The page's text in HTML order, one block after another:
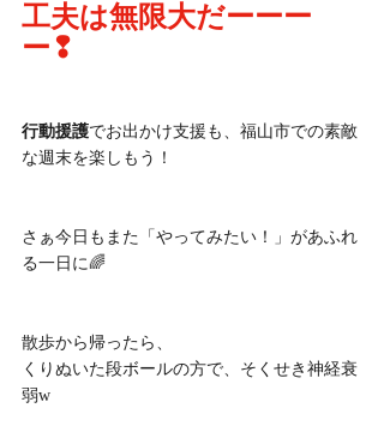
工夫は無限大だーーー
ー❢
行動援護でお出かけ支援も、福山市での素敵
な週末を楽しもう！
さぁ今日もまた「やってみたい！」があふれ
る一日に🌈
散歩から帰ったら、
くりぬいた段ボールの方で、そくせき神経衰
弱w